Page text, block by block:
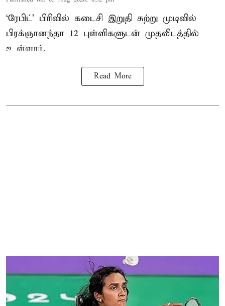
‘ரேபிட்’ பிரிவில் கடைசி இறுதி சுற்று முடிவில்
பிரக்ஞானந்தா 12 புள்ளிகளுடன் முதலிடத்தில்
உள்ளார்.
Read More